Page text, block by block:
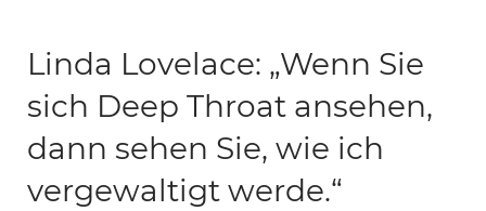
Linda Lovelace: „Wenn Sie
sich Deep Throat ansehen,
dann sehen Sie, wie ich
vergewaltigt werde.“